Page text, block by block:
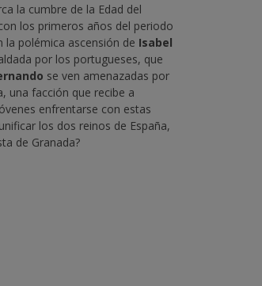
la cumbre de la Edad del
los primeros años del periodo
la polémica ascensión de Isabel
por los portugueses, que
se ven amenazadas por
una facción que recibe a
enfrentarse con estas
los dos reinos de España,
de Granada?